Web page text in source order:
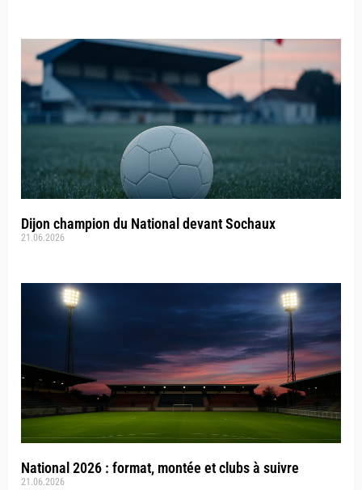
Dijon champion du National devant Sochaux
21.06.2026
National 2026 : format, montée et clubs à suivre
21.06.2026